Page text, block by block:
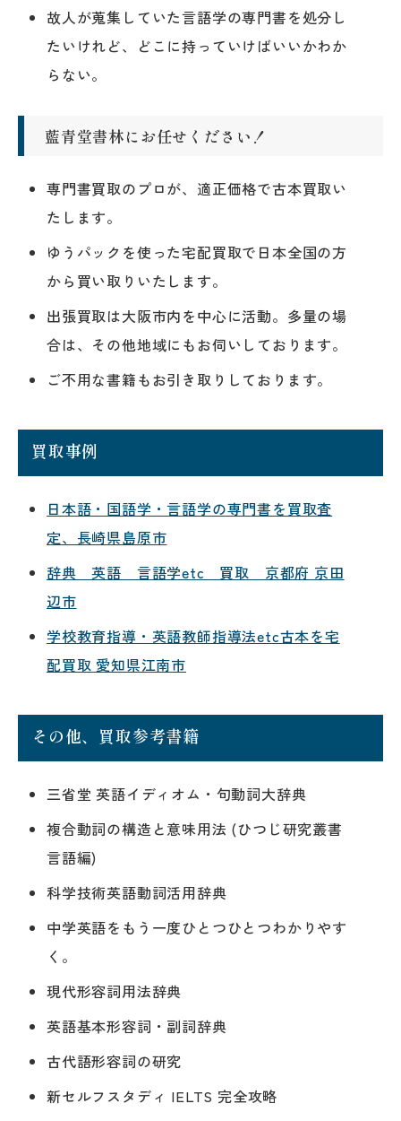
故人が蒐集していた言語学の専門書を処分し
たいけれど、どこに持っていけばいいかわか
らない。
藍青堂書林にお任せください！
専門書買取のプロが、適正価格で古本買取い
たします。
ゆうパックを使った宅配買取で日本全国の方
から買い取りいたします。
出張買取は大阪市内を中心に活動。多量の場
合は、その他地域にもお伺いしております。
ご不用な書籍もお引き取りしております。
買取事例
日本語・国語学・言語学の専門書を買取査
定、長崎県島原市
辞典 英語 言語学etc 買取 京都府 京田
辺市
学校教育指導・英語教師指導法etc古本を宅
配買取 愛知県江南市
その他、買取参考書籍
三省堂 英語イディオム・句動詞大辞典
複合動詞の構造と意味用法 (ひつじ研究叢書
言語編)
科学技術英語動詞活用辞典
中学英語をもう一度ひとつひとつわかりやす
く。
現代形容詞用法辞典
英語基本形容詞・副詞辞典
古代語形容詞の研究
新セルフスタディ IELTS 完全攻略